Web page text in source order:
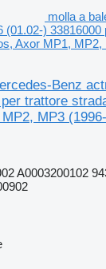
molla a
(01.02-) 33816000
Axor MP1, MP2,
Benz
trattore
MP3
A0003200102